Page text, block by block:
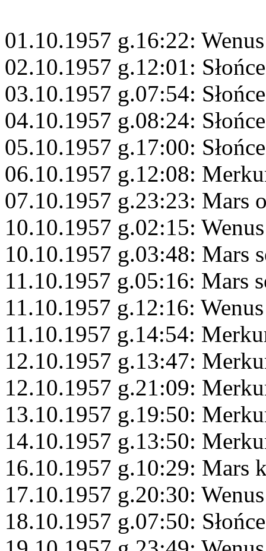
01.10.1957 g.16:22:
02.10.1957 g.12:01:
03.10.1957 g.07:54:
04.10.1957 g.08:24:
05.10.1957 g.17:00:
06.10.1957 g.12:08:
07.10.1957 g.23:23: Mars
10.10.1957 g.02:15:
10.10.1957 g.03:48: Mars
11.10.1957 g.05:16: Mars
11.10.1957 g.12:16:
11.10.1957 g.14:54:
12.10.1957 g.13:47:
12.10.1957 g.21:09:
13.10.1957 g.19:50:
14.10.1957 g.13:50:
16.10.1957 g.10:29: Mars
17.10.1957 g.20:30:
18.10.1957 g.07:50: